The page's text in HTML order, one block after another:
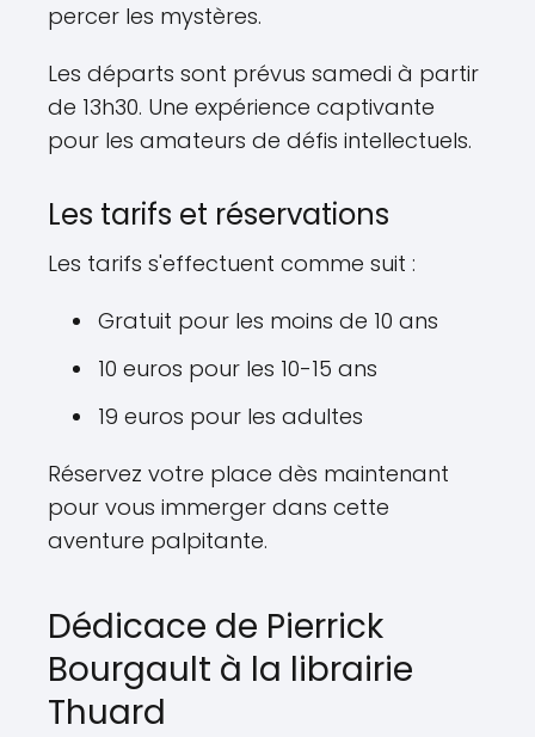
percer les mystères.
Les départs sont prévus samedi à partir
de 13h30. Une expérience captivante
pour les amateurs de défis intellectuels.
Les tarifs et réservations
Les tarifs s'effectuent comme suit :
Gratuit pour les moins de 10 ans
10 euros pour les 10-15 ans
19 euros pour les adultes
Réservez votre place dès maintenant
pour vous immerger dans cette
aventure palpitante.
Dédicace de Pierrick
Bourgault à la librairie
Thuard